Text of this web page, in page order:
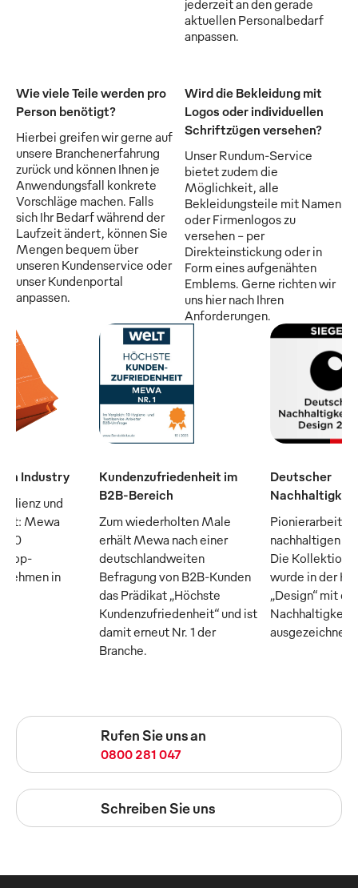
jederzeit an den gerade
aktuellen Personalbedarf
anpassen.
Wie viele Teile werden pro
Person benötigt?
Hierbei greifen wir gerne auf
unsere Branchenerfahrung
zurück und können Ihnen je
Anwendungsfall konkrete
Vorschläge machen. Falls
sich Ihr Bedarf während der
Laufzeit ändert, können Sie
Mengen bequem über
unseren Kundenservice oder
unser Kundenportal
anpassen.
Wird die Bekleidung mit
Logos oder individuellen
Schriftzügen versehen?
Unser Rundum-Service
bietet zudem die
Möglichkeit, alle
Bekleidungsteile mit Namen
oder Firmenlogos zu
versehen - per
Direkteinstickung oder in
Form eines aufgenähten
Emblems. Gerne richten wir
uns hier nach Ihren
Anforderungen.
Industry
und
Mewa
50
Top-
in
Kundenzufriedenheit im
B2B-Bereich
Zum wiederholten Male
erhält Mewa nach einer
deutschlandweiten
Befragung von B2B-Kunden
das Prädikat „Höchste
Kundenzufriedenheit“ und ist
damit erneut Nr. 1 der
Branche.
Deutscher
Pionierarbeit
nachhaltigen
Die Kollektion
wurde in der
„Design“ mit
ausgezeichnet
Rufen Sie uns an
0800 281 047
Schreiben Sie uns